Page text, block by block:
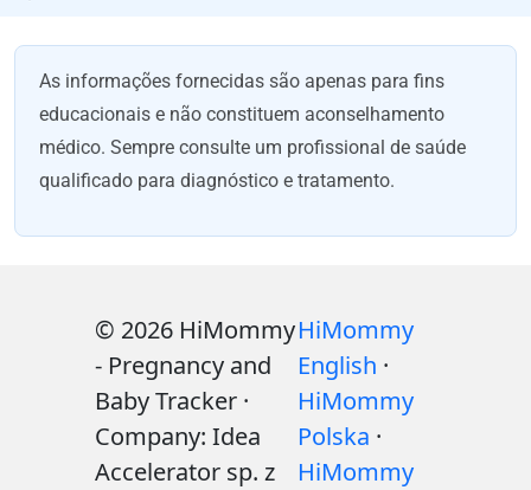
As informações fornecidas são apenas para fins
educacionais e não constituem aconselhamento
médico. Sempre consulte um profissional de saúde
qualificado para diagnóstico e tratamento.
© 2026 HiMommy
- Pregnancy and
Baby Tracker ·
Company: Idea
Accelerator sp. z
HiMommy
English ·
HiMommy
Polska ·
HiMommy